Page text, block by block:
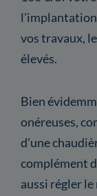
l'implantation
vos travaux,
élevés.
Bien
onéreuses,
d'une
complément
aussi régler